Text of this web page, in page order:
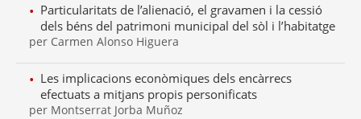
Particularitats de l’alienació, el gravamen i la cessió
dels béns del patrimoni municipal del sòl i l’habitatge
per Carmen Alonso Higuera
Les implicacions econòmiques dels encàrrecs
efectuats a mitjans propis personificats
per Montserrat Jorba Muñoz